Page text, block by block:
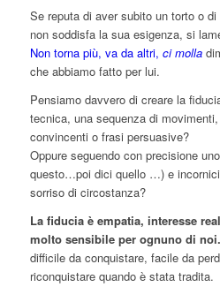
Se reputa di aver subito un torto o
non soddisfa la sua esigenza, si
Non torna più, va da altri, ci molla
che abbiamo fatto per lui.
Pensiamo davvero di creare la
tecnica, una sequenza di
convincenti o frasi persuasive?
Oppure seguendo con precisione
questo…poi dici quello …) e
sorriso di circostanza?
La fiducia è empatia, interesse
molto sensibile per ognuno di noi.
difficile da conquistare, facile da
riconquistare quando è stata tradita.